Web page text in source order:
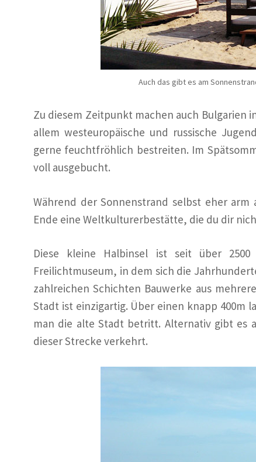
Auch das gibt es am
Zu diesem Zeitpunkt machen auch Bulgarien
allem westeuropäische und russische
gerne feuchtfröhlich bestreiten. Im
voll ausgebucht.
Während der Sonnenstrand selbst eher
Ende eine Weltkulturerbestätte, die du dir
Diese kleine Halbinsel ist seit über
Freilichtmuseum, in dem sich die
zahlreichen Schichten Bauwerke aus
Stadt ist einzigartig. Über einen knapp 400m
man die alte Stadt betritt. Alternativ gibt es
dieser Strecke verkehrt.